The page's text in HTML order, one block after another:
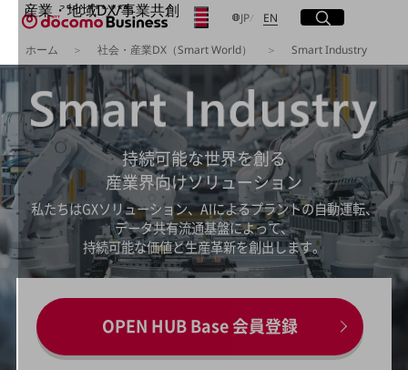
産業・地域DX/事業共創
OPEN HUB for Plural Futures
自律・分散・協調型社会の実現を目指し、
「社会可能性」を探究・実装する事業共創エコシステムです。
OPEN HUB for Plural Futuresとは
イベント/ウェビナー
記事コンテンツ
プレイヤー(カタリスト/パートナー企業)
事例
Smart World
産業・地域DXプラットフォーマーとして
企業と地域が持続成長する社会を目指します
Smart City
Smart Education
Smart Healthcare
Smart Industry
Smart Mobility
Smart Worksite
生成AI(Generative AI)
JP 日本語
EN Englishサイト内検索
開く
メニュー
開く
フリーワードを入力して探す
フリーワードでNTTドコモビジネスの
取り組みを検索
検索する
ホーム 社会・産業DX（Smart World） Smart Industry
持続可能な世界を創る
産業界向けソリューション
私たちはGXソリューション、AIによるプラントの自動運転、
データ共有流通基盤によって、
持続可能な価値と生産革新を創出します。
OPEN HUB Base 会員登録